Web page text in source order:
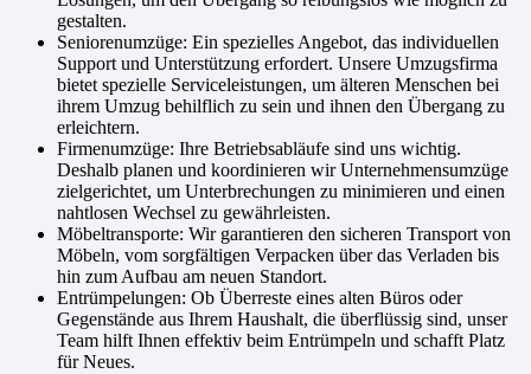
gestalten.
Seniorenumzüge: Ein spezielles Angebot, das individuellen
Support und Unterstützung erfordert. Unsere Umzugsfirma
bietet spezielle Serviceleistungen, um älteren Menschen bei
ihrem Umzug behilflich zu sein und ihnen den Übergang zu
erleichtern.
Firmenumzüge: Ihre Betriebsabläufe sind uns wichtig.
Deshalb planen und koordinieren wir Unternehmensumzüge
zielgerichtet, um Unterbrechungen zu minimieren und einen
nahtlosen Wechsel zu gewährleisten.
Möbeltransporte: Wir garantieren den sicheren Transport von
Möbeln, vom sorgfältigen Verpacken über das Verladen bis
hin zum Aufbau am neuen Standort.
Entrümpelungen: Ob Überreste eines alten Büros oder
Gegenstände aus Ihrem Haushalt, die überflüssig sind, unser
Team hilft Ihnen effektiv beim Entrümpeln und schafft Platz
für Neues.